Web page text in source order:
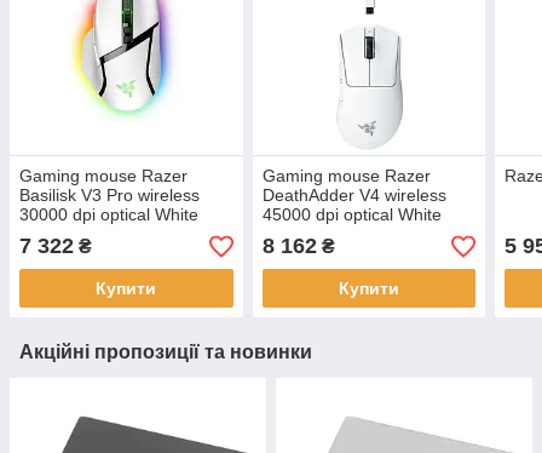
Gaming mouse Razer
Basilisk V3 Pro wireless
30000 dpi optical White
7 322 ₴
Купити
Gaming mouse Razer
DeathAdder V4 wireless
45000 dpi optical White
8 162₴
Купити
5
Акційні пропозиції та новинки